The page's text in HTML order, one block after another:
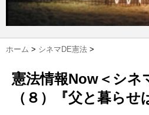
ホーム > シネマDE憲法 >
憲法情報Now＜シネ
（８）『父と暮らせ